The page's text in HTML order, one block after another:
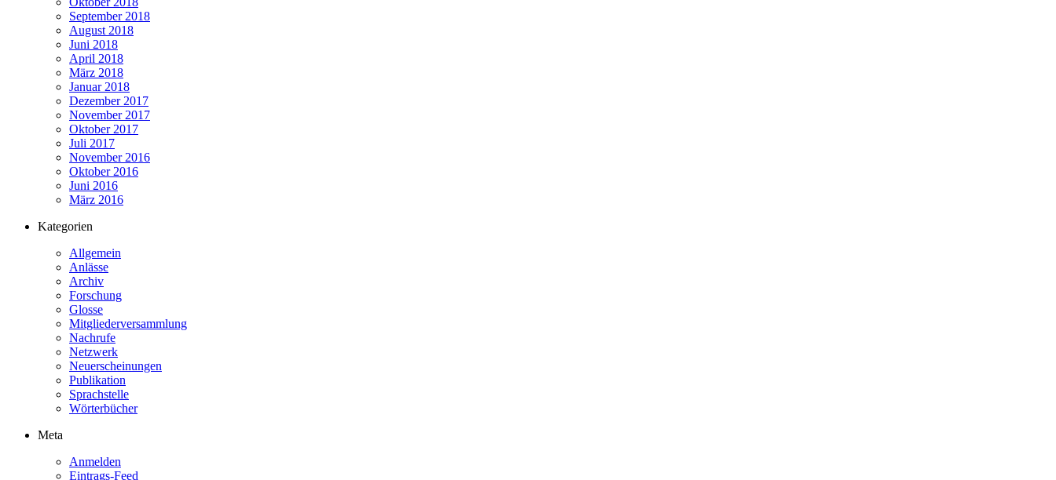
September 2018
August 2018
Juni 2018
April 2018
März 2018
Januar 2018
Dezember 2017
November 2017
Oktober 2017
Juli 2017
November 2016
Oktober 2016
Juni 2016
März 2016
Kategorien
Allgemein
Anlässe
Archiv
Forschung
Glosse
Mitgliederversammlung
Nachrufe
Netzwerk
Neuerscheinungen
Publikation
Sprachstelle
Wörterbücher
Meta
Anmelden
Eintrags-Feed